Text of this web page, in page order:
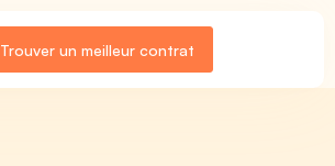
Trouver un meilleur contrat